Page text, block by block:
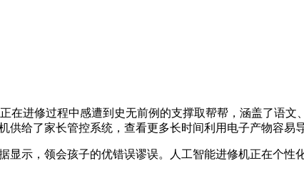
进修过程中感遭到史无前例的支撑取帮帮，涵盖了语文
给了家长管控系统，查看更多长时间利用电子产物容易
示，领会孩子的优错误谬误。人工智能进修机正在个性